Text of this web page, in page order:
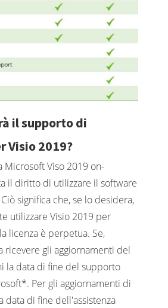
il supporto di
Visio 2019?
Microsoft Viso 2019 on-
il diritto di utilizzare il software
significa che, se lo desidera,
utilizzare Visio 2019 per
licenza è perpetua. Se,
ricevere gli aggiornamenti del
la data di fine del supporto
Per gli aggiornamenti di
data di fine dell'assistenza